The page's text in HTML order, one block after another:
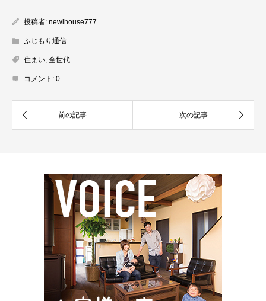
投稿者: newlhouse777
ふじもり通信
住まい, 全世代
コメント: 0